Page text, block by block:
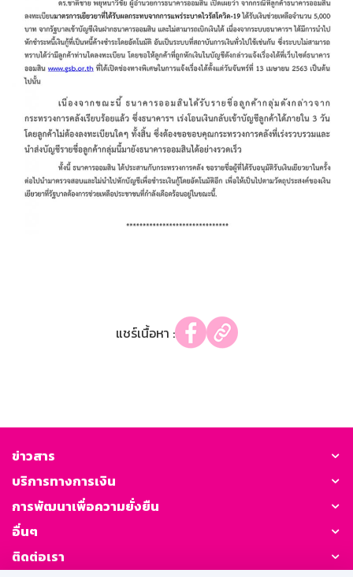
แชร์เนื้อหา :
ข่าวสาร
บริการทางการเงิน
การพัฒนาเพื่อความยั่งยืน
อื่นๆ
ติดต่อเรา